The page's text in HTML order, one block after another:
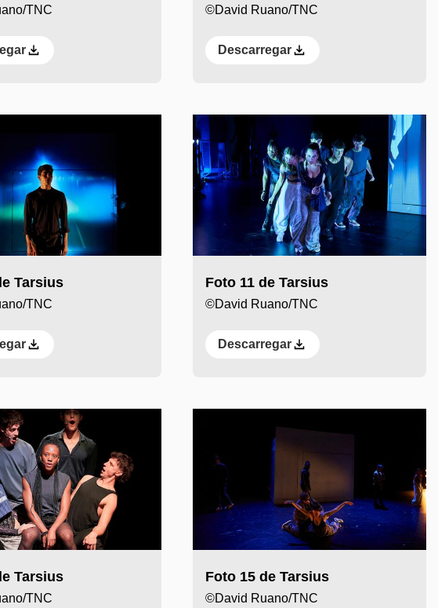
TNC ©David Ruano/TNC
Descarregar
Tarsius
TNC
Foto 11 de Tarsius
©David Ruano/TNC
Descarregar
Tarsius
TNC
Foto 15 de Tarsius
©David Ruano/TNC